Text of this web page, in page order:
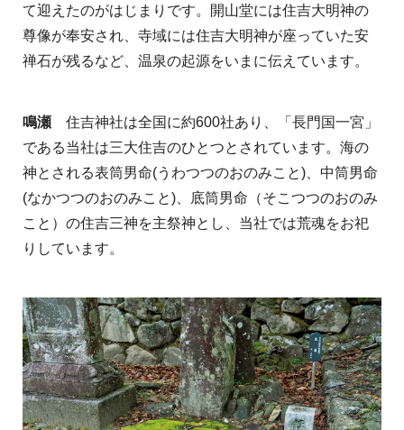
て迎えたのがはじまりです。開山堂には住吉大明神の
尊像が奉安され、寺域には住吉大明神が座っていた安
禅石が残るなど、温泉の起源をいまに伝えています。
鳴瀬 住吉神社は全国に約600社あり、「長門国一宮」
である当社は三大住吉のひとつとされています。海の
神とされる表筒男命(うわつつのおのみこと)、中筒男命
(なかつつのおのみこと)、底筒男命（そこつつのおのみ
こと）の住吉三神を主祭神とし、当社では荒魂をお祀
りしています。